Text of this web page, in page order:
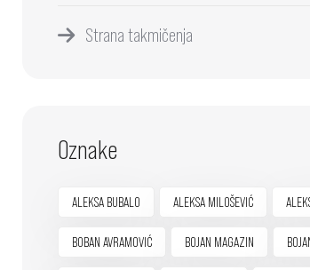
Strana takmičenja
Oznake
ALEKSA BUBALO ALEKSA MILOŠEVIĆ
BOBAN AVRAMOVIĆ BOJAN MAGAZIN